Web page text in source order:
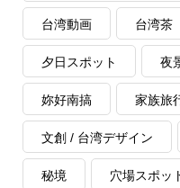
台湾動画 台湾茶
夕日スポット 夜
妳好南搞 家族旅
文創 / 台湾デザイン
秘境 穴場スポッ